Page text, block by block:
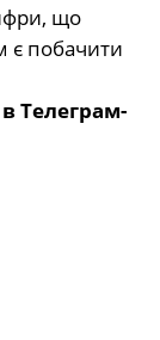
що
є побачити
Телеграм-